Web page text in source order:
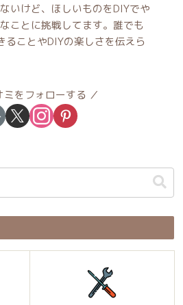
いけど、ほしいものをDIYでや
ことに挑戦してます。誰でも
ることやDIYの楽しさを伝えら
ミをフォローする